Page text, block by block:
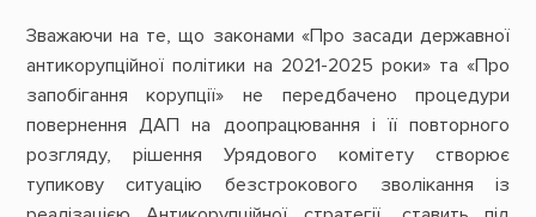
Зважаючи на те, що законами «Про засади державної
антикорупційної політики на 2021-2025 роки» та «Про
запобігання корупції» не передбачено процедури
повернення ДАП на доопрацювання і її повторного
розгляду, рішення Урядового комітету створює
тупикову ситуацію безстрокового зволікання із